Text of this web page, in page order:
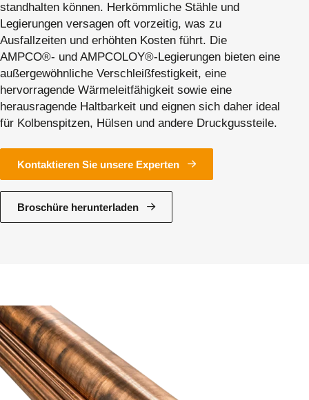
standhalten können. Herkömmliche Stähle und
Legierungen versagen oft vorzeitig, was zu
Ausfallzeiten und erhöhten Kosten führt. Die
AMPCO®- und AMPCOLOY®-Legierungen bieten eine
außergewöhnliche Verschleißfestigkeit, eine
hervorragende Wärmeleitfähigkeit sowie eine
herausragende Haltbarkeit und eignen sich daher ideal
für Kolbenspitzen, Hülsen und andere Druckgussteile.
Kontaktieren Sie unsere Experten
Broschüre herunterladen